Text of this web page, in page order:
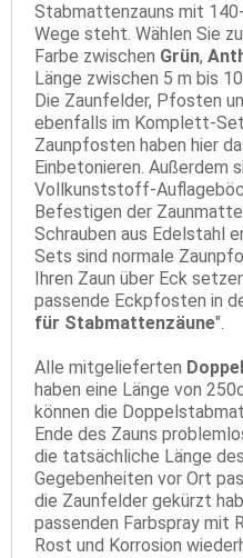
Stabmattenzauns mit
Wege steht. Wählen Sie
Farbe zwischen Grün,
Länge zwischen 5 m bis
Die Zaunfelder, Pfosten
ebenfalls im Komplett-
Zaunpfosten haben hier
Einbetonieren. Außerdem
Vollkunststoff-
Befestigen der
Schrauben aus Edelstahl
Sets sind normale
Ihren Zaun über Eck
passende Eckpfosten in
für Stabmattenzäune".
Alle mitgelieferten
haben eine Länge von
können die
Ende des Zauns
die tatsächliche Länge
Gegebenheiten vor Ort
die Zaunfelder gekürzt
passenden Farbspray mit
Rost und Korrosion